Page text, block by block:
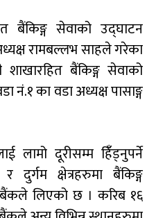
बैंकिङ्ग सेवाको उद्घाटन
रामबल्लभ साहले गरेका
बैंकिङ्ग सेवाको
नं.१ का वडा अध्यक्ष पासाङ्ग
लामो दूरीसम्म हिंँड्नुपर्ने
दुर्गम क्षेत्रहरुमा बैंकिङ्ग
बैंकले लिएको छ । करिब १६